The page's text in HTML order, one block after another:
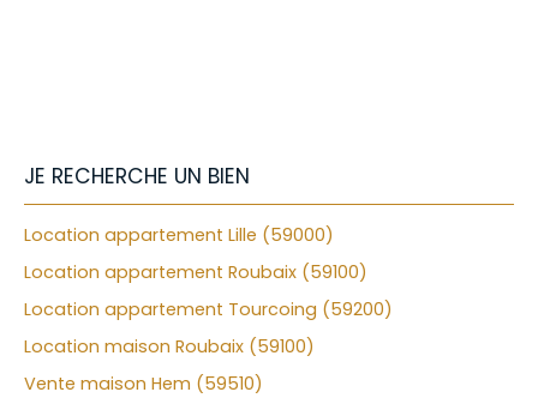
JE RECHERCHE UN BIEN
Location appartement Lille (59000)
Location appartement Roubaix (59100)
Location appartement Tourcoing (59200)
Location maison Roubaix (59100)
Vente maison Hem (59510)